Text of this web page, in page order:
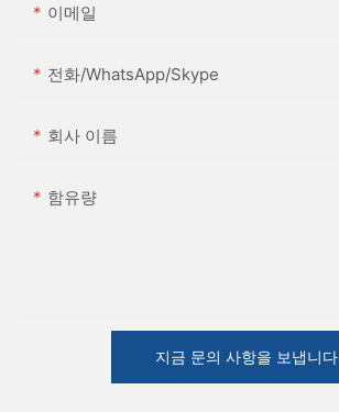
이메일
전화/WhatsApp/Skype
회사 이름
함유량
지금 문의 사항을 보냅니다